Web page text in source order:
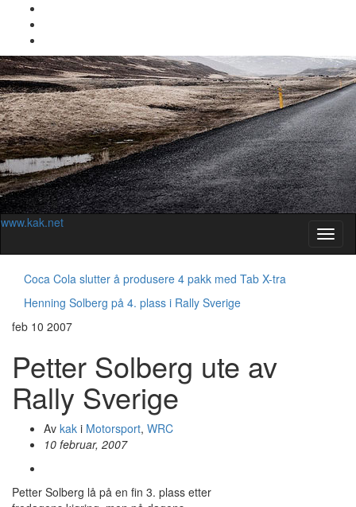
Slåu
av/på
www.kak.net
Coca Cola slutter å produsere 4 pakk med Tab X-tra
Henning Solberg på 4. plass i Rally Sverige
feb 10 2007
Petter Solberg ute av
Rally Sverige
Av kak i Motorsport, WRC
10 februar, 2007
Petter Solberg lå på en fin 3. plass etter